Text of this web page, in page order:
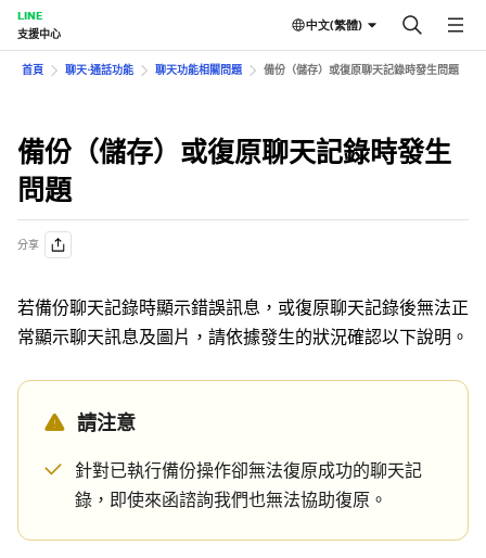
LINE
支援中心
中文(繁體)
首頁 聊天⋅通話功能 聊天功能相關問題 備份（儲存）或復原聊天記錄時發生問題
備份（儲存）或復原聊天記錄時發生
問題
分享
若備份聊天記錄時顯示錯誤訊息，或復原聊天記錄後無法正
常顯示聊天訊息及圖片，請依據發生的狀況確認以下說明。
請注意
針對已執行備份操作卻無法復原成功的聊天記
錄，即使來函諮詢我們也無法協助復原。